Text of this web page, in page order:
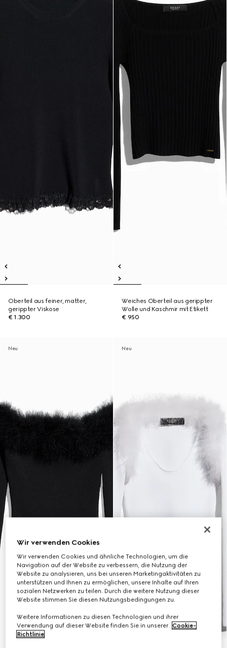
Oberteil aus feiner, matter,
gerippter Viskose
€ 1.300
Weiches Oberteil aus gerippter
Wolle und Kaschmir mit Etikett
€ 950
Neu Neu
Wir verwenden Cookies
Wir verwenden Cookies und ähnliche Technologien, um die
Navigation auf der Website zu verbessern, die Nutzung der
Website zu analysieren, uns bei unseren Marketingaktivitäten zu
unterstützen und Ihnen zu ermöglichen, unsere Inhalte auf Ihren
sozialen Netzwerken zu teilen. Durch die weitere Nutzung dieser
Website stimmen Sie diesen Nutzungsbedingungen zu.
Weitere Informationen zu diesen Technologien und ihrer
Verwendung auf dieser Website finden Sie in unserer Cookie-
Richtlinie.